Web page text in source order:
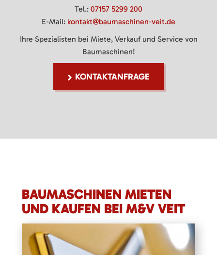
Tel.: 07157 5299 200
E-Mail: kontakt@baumaschinen-veit.de
Ihre Spezialisten bei Miete, Verkauf und Service von
Baumaschinen!
KONTAKTANFRAGE
BAUMASCHINEN MIETEN
UND KAUFEN BEI M&V VEIT